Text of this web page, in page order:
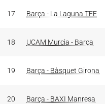
17 Barça - La Laguna TFE
18 UCAM Murcia - Barça
19 Barça - Bàsquet Girona
20 Barça - BAXI Manresa